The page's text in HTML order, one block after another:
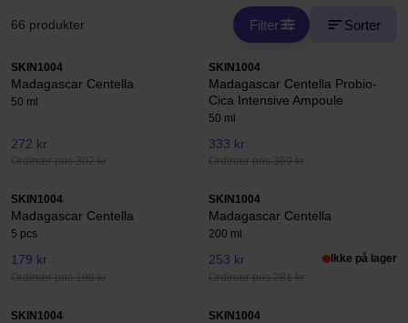
66 produkter Filter Sorter
SKIN1004
Madagascar Centella
50 ml
272 kr
Ordinær pris 302 kr
SKIN1004
Madagascar Centella Probio-
Cica Intensive Ampoule
50 ml
333 kr
Ordinær pris 369 kr
SKIN1004
Madagascar Centella
5 pcs
179 kr
Ordinær pris 198 kr
SKIN1004
Madagascar Centella
200 ml
253 kr
Ordinær pris 281 kr
Ikke på lager
SKIN1004 SKIN1004